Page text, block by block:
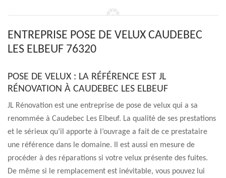
ENTREPRISE POSE DE VELUX CAUDEBEC
LES ELBEUF 76320
POSE DE VELUX : LA RÉFÉRENCE EST JL
RÉNOVATION À CAUDEBEC LES ELBEUF
JL Rénovation est une entreprise de pose de velux qui a sa
renommée à Caudebec Les Elbeuf. La qualité de ses prestations
et le sérieux qu’il apporte à l’ouvrage a fait de ce prestataire
une référence dans le domaine. Il est aussi en mesure de
procéder à des réparations si votre velux présente des fuites.
De même si le remplacement est inévitable, vous pouvez lui